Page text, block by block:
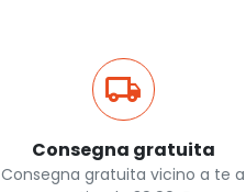
Consegna gratuita
Consegna gratuita vicino a te a